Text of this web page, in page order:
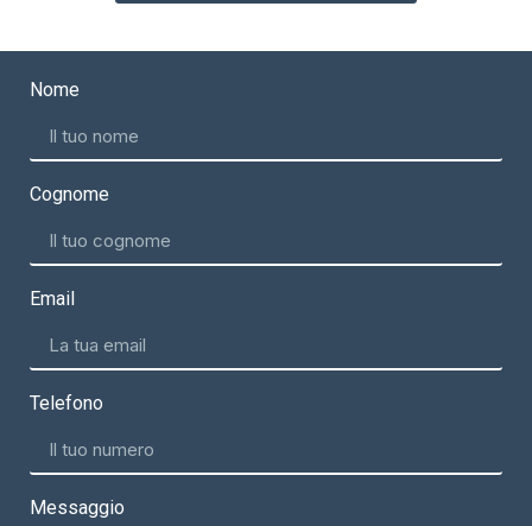
Nome
Cognome
Email
Telefono
Messaggio